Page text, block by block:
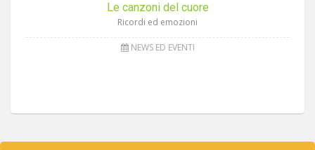
Le canzoni del cuore
Ricordi ed emozioni
NEWS ED EVENTI